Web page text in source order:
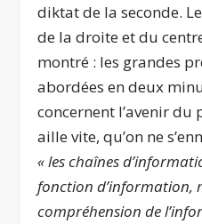
diktat de la seconde.
de la droite et du
montré : les grandes
abordées en deux
concernent l’avenir du
aille vite, qu’on ne
« les chaînes
fonction d’information,
compréhension de